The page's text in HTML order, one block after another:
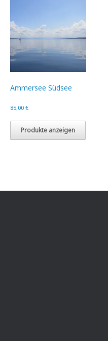
Ammersee Südsee
85,00€
Produkte anzeigen